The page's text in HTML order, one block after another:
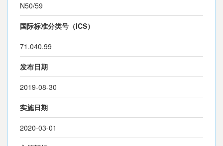
N50/59
国际标准分类号（ICS）
71.040.99
发布日期
2019-08-30
实施日期
2020-03-01